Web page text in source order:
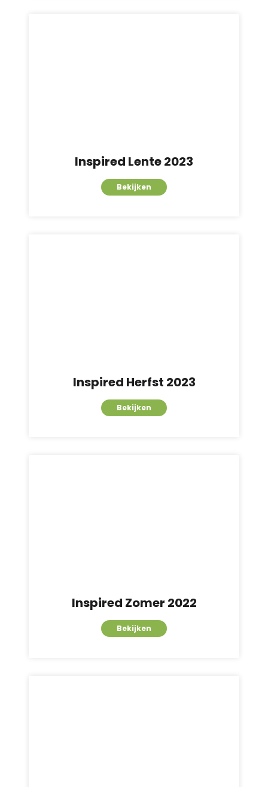
Inspired Lente 2023
Bekijken
Inspired Herfst 2023
Bekijken
Inspired Zomer 2022
Bekijken